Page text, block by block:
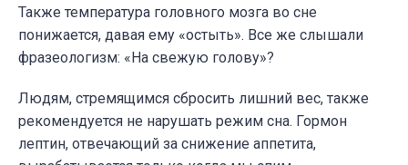
Также температура головного мозга во сне
понижается, давая ему «остыть». Все же слышали
фразеологизм: «На свежую голову»?
Людям, стремящимся сбросить лишний вес, также
рекомендуется не нарушать режим сна. Гормон
лептин, отвечающий за снижение аппетита,